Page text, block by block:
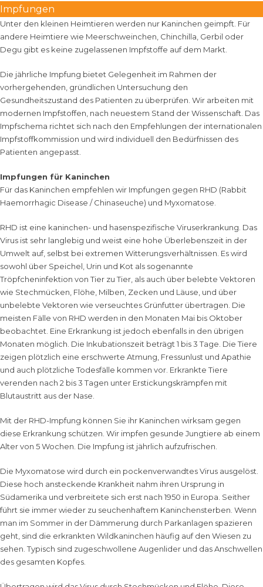
Impfungen
Unter den kleinen Heimtieren werden nur Kaninchen geimpft. Für
andere Heimtiere wie Meerschweinchen, Chinchilla, Gerbil oder
Degu gibt es keine zugelassenen Impfstoffe auf dem Markt.
Die jährliche Impfung bietet Gelegenheit im Rahmen der
vorhergehenden, gründlichen Untersuchung den
Gesundheitszustand des Patienten zu überprüfen. Wir arbeiten mit
modernen Impfstoffen, nach neuestem Stand der Wissenschaft. Das
Impfschema richtet sich nach den Empfehlungen der internationalen
Impfstoffkommission und wird individuell den Bedürfnissen des
Patienten angepasst.
Impfungen für Kaninchen
Für das Kaninchen empfehlen wir Impfungen gegen RHD (Rabbit
Haemorrhagic Disease / Chinaseuche) und Myxomatose.
RHD ist eine kaninchen- und hasenspezifische Viruserkrankung. Das
Virus ist sehr langlebig und weist eine hohe Überlebenszeit in der
Umwelt auf, selbst bei extremen Witterungsverhältnissen. Es wird
sowohl über Speichel, Urin und Kot als sogenannte
Tröpfcheninfektion von Tier zu Tier, als auch über belebte Vektoren
wie Stechmücken, Flöhe, Milben, Zecken und Läuse, und über
unbelebte Vektoren wie verseuchtes Grünfutter übertragen. Die
meisten Fälle von RHD werden in den Monaten Mai bis Oktober
beobachtet. Eine Erkrankung ist jedoch ebenfalls in den übrigen
Monaten möglich. Die Inkubationszeit beträgt 1 bis 3 Tage. Die Tiere
zeigen plötzlich eine erschwerte Atmung, Fressunlust und Apathie
und auch plötzliche Todesfälle kommen vor. Erkrankte Tiere
verenden nach 2 bis 3 Tagen unter Erstickungskrämpfen mit
Blutaustritt aus der Nase.
Mit der RHD-Impfung können Sie ihr Kaninchen wirksam gegen
diese Erkrankung schützen. Wir impfen gesunde Jungtiere ab einem
Alter von 5 Wochen. Die Impfung ist jährlich aufzufrischen.
Die Myxomatose wird durch ein pockenverwandtes Virus ausgelöst.
Diese hoch ansteckende Krankheit nahm ihren Ursprung in
Südamerika und verbreitete sich erst nach 1950 in Europa. Seither
führt sie immer wieder zu seuchenhaftem Kaninchensterben. Wenn
man im Sommer in der Dämmerung durch Parkanlagen spazieren
geht, sind die erkrankten Wildkaninchen häufig auf den Wiesen zu
sehen. Typisch sind zugeschwollene Augenlider und das Anschwellen
des gesamten Kopfes.